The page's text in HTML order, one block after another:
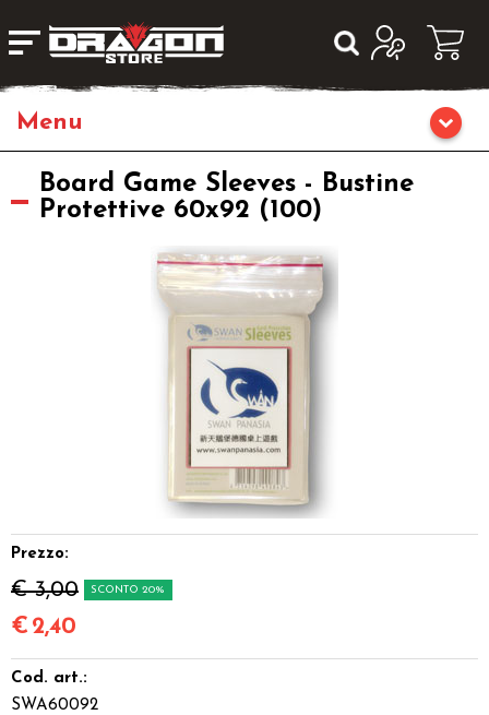
Giochi da Tavolo
Giochi di Carte Collezionabili
Giocattoli e Gadget
Offerte del Dragone
Board Game Sleeves - Bustine
Protettive 60x92 (100)
Prezzo:
€ 3,00 SCONTO 20%
€ 2,40
Cod. art.:
SWA60092